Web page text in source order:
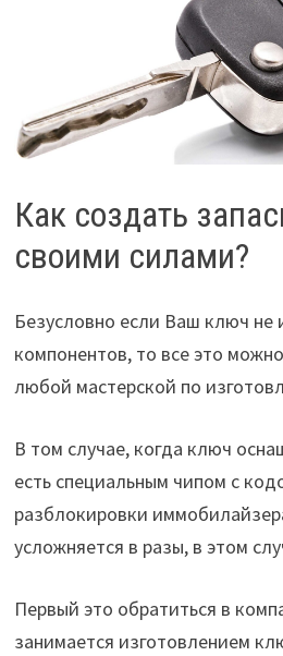
Как создать
своими силами?
Безусловно если Ваш ключ не
компонентов, то все это
любой мастерской по
В том случае, когда ключ
есть специальным чипом с
разблокировки
усложняется в разы, в этом
Первый это обратиться в
занимается изготовлением